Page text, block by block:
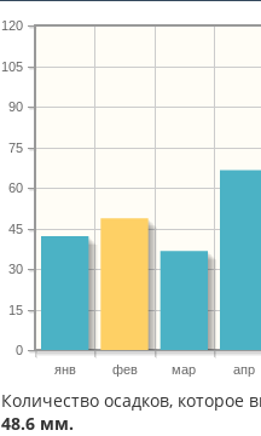
янв фев мар апр
0
15
30
45
60
75
90
105
120
Количество осадков,
48.6 мм.